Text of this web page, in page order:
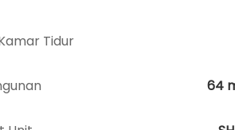
Tidur
64